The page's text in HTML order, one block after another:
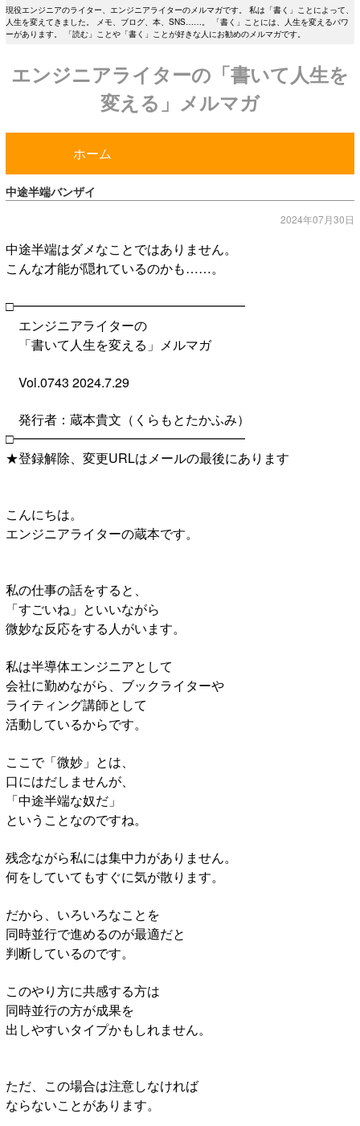
現役エンジニアのライター、エンジニアライターのメルマガです。 私は「書く」ことによって、
人生を変えてきました。 メモ、ブログ、本、SNS……。 「書く」ことには、人生を変えるパワ
ーがあります。 「読む」ことや「書く」ことが好きな人にお勧めのメルマガです。
エンジニアライターの「書いて人生を
変える」メルマガ
ホーム
中途半端バンザイ
2024年07月30日
中途半端はダメなことではありません。
こんな才能が隠れているのかも……。
□━━━━━━━━━━━━━━━━━━
エンジニアライターの
「書いて人生を変える」メルマガ
Vol.0743 2024.7.29
発行者：蔵本貴文（くらもとたかふみ）
□━━━━━━━━━━━━━━━━━━
★登録解除、変更URLはメールの最後にあります
こんにちは。
エンジニアライターの蔵本です。
私の仕事の話をすると、
「すごいね」といいながら
微妙な反応をする人がいます。
私は半導体エンジニアとして
会社に勤めながら、ブックライターや
ライティング講師として
活動しているからです。
ここで「微妙」とは、
口にはだしませんが、
「中途半端な奴だ」
ということなのですね。
残念ながら私には集中力がありません。
何をしていてもすぐに気が散ります。
だから、いろいろなことを
同時並行で進めるのが最適だと
判断しているのです。
このやり方に共感する方は
同時並行の方が成果を
出しやすいタイプかもしれません。
ただ、この場合は注意しなければ
ならないことがあります。